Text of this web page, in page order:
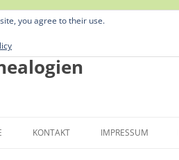
KONTAKT IMPRESSUM
you agree to their use.